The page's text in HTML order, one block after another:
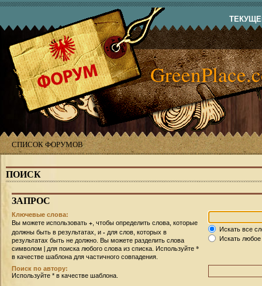
СПИСОК ФОРУМОВ
ПОИСК
ЗАПРОС
Ключевые слова:
Вы можете использовать + , чтобы определить слова, которые
должны быть в результатах, и - для слов, которых в
результатах быть не должно. Вы можете разделить слова
символом | для поиска любого слова из списка. Используйте *
в качестве шаблона для частичного совпадения.
Искать все
Искать
Поиск по автору:
Используйте * в качестве шаблона.